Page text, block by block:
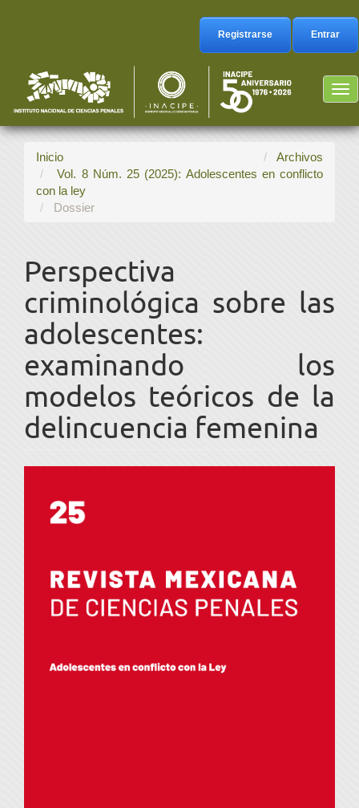
Barra
lateral
Registrarse Entrar
Inicio
Archivos
Vol. 8 Núm. 25 (2025): Adolescentes en conflicto
con la ley
Dossier
Perspectiva
criminológica sobre las
adolescentes:
examinando los
modelos teóricos de la
delincuencia femenina
lateral
del